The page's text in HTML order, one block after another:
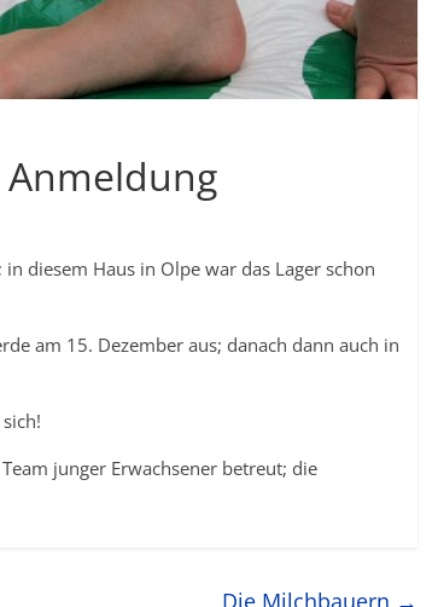
Anmeldung
diesem Haus in Olpe war das Lager schon
am 15. Dezember aus; danach dann auch in
junger Erwachsener betreut; die
Die Milchbauern →